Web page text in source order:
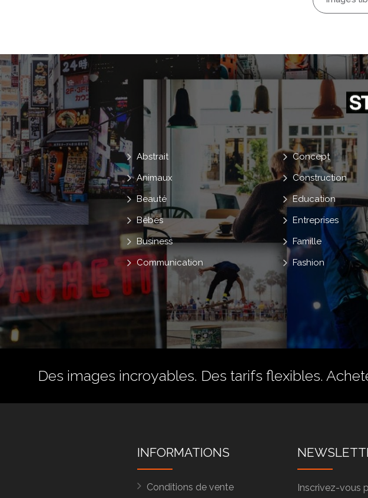
Bahamas. Temps Gueule Topee
Ça Va Aller, Ça Va Aller.
Abstrait
Animaux
Beauté
Bébés
Business
Communication
Concept
Construction
Education
Entreprises
Famille
Fashion
Des images incroyables. Des tarifs flexibles.
INFORMATIONS
Conditions de vente Inscrivez-vous